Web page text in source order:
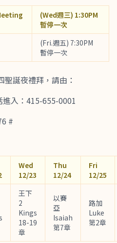
(Wed週三) 1:30PM
暫停一次
(Fri.週五) 7:30PM
暫停一次
誕夜禮拜，請由：
入：415-655-0001
#
Wed
12/23
Thu
12/24
Fri
12/25
王下
2
Kings
18-19
章
以賽
亞
Isaiah
第7章
路加
Luke
第2章